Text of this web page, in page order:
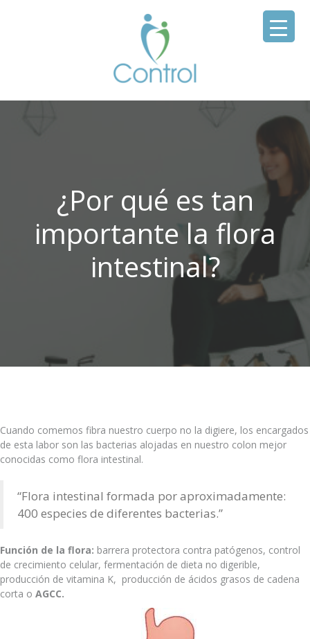
¿Por qué es tan
importante la flora
intestinal?
Cuando comemos fibra nuestro cuerpo no la digiere, los encargados
de esta labor son las bacterias alojadas en nuestro colon mejor
conocidas como flora intestinal.
“Flora intestinal formada por aproximadamente:
400 especies de diferentes bacterias.”
Función de la flora: barrera protectora contra patógenos, control
de crecimiento celular, fermentación de dieta no digerible,
producción de vitamina K, producción de ácidos grasos de cadena
corta o AGCC.